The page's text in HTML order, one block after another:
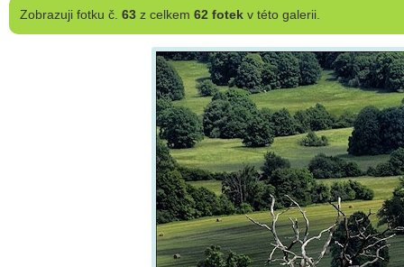
Zobrazujifotku č. 63z celkem 62 fotekv této galerii.